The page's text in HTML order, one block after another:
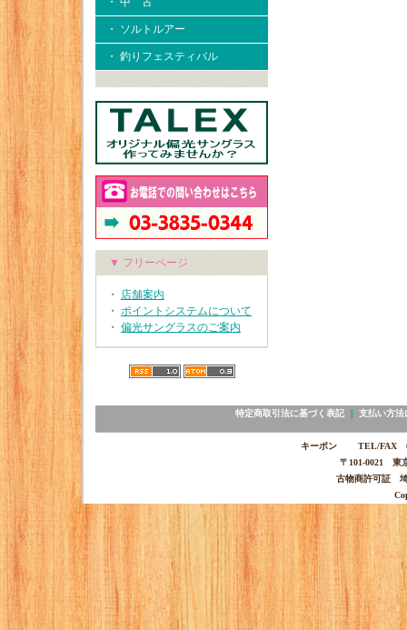
・ ソルトルアー
・ 釣りフェスティバル
▼ フリーページ
・ 店舗案内
・ ポイントシステムについて
・ 偏光サングラスのご案内
特定商取引法に基づく表記｜ 支払い方法
キーポン TEL/FAX
〒101-0021 東
古物商許可証